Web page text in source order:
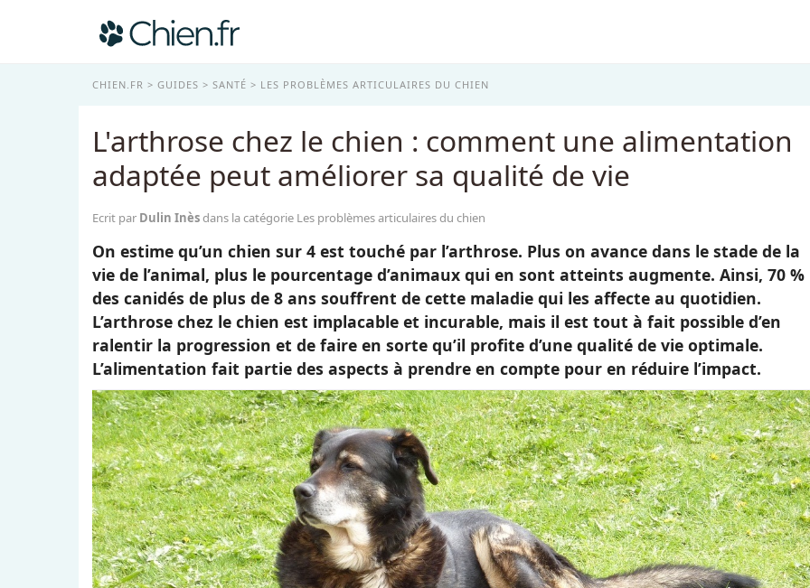
CHIEN.FR GUIDES SANTÉ LES PROBLÈMES ARTICULAIRES DU CHIEN
L'arthrose chez le chien : comment une alimentation
adaptée peut améliorer sa qualité de vie
Ecrit par Dulin Inèsdans la catégorie Les problèmes articulaires du chien
On estime qu’un chien sur 4 est touché par l’arthrose. Plus on avance dans le stade de la
vie de l’animal, plus le pourcentage d’animaux qui en sont atteints augmente. Ainsi, 70 %
des canidés de plus de 8 ans souffrent de cette maladie qui les affecte au quotidien.
L’arthrose chez le chien est implacable et incurable, mais il est tout à fait possible d’en
ralentir la progression et de faire en sorte qu’il profite d’une qualité de vie optimale.
L’alimentation fait partie des aspects à prendre en compte pour en réduire l’impact.